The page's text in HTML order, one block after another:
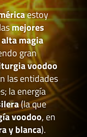
estoy
mejores
magia
gran
voodoo
las entidades
la energía
(la que
voodoo, en
y blanca).